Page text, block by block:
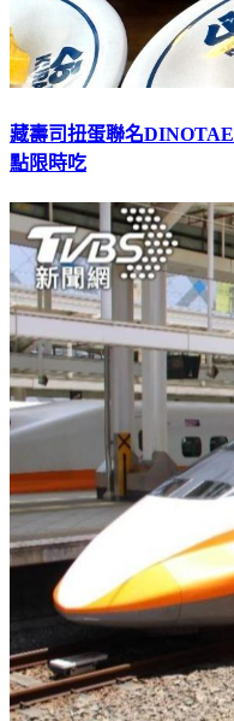
藏壽司扭蛋聯名
點限時吃